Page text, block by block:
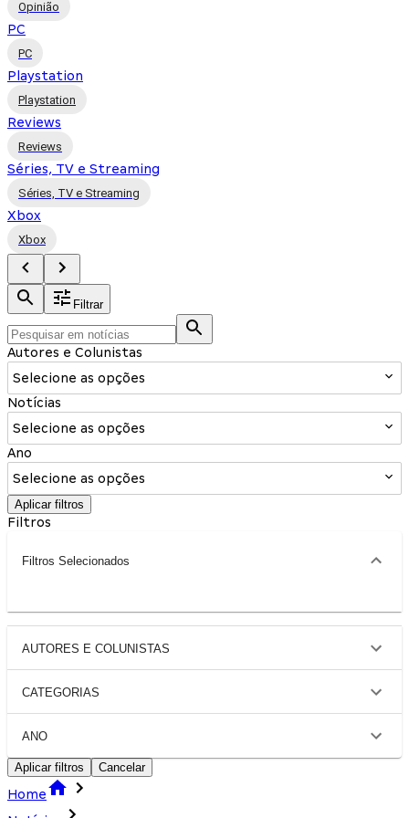
Opinião
PC
PC
Playstation
Playstation
Reviews
Reviews
Séries, TV e Streaming
Séries, TV e Streaming
Xbox
Xbox
Filtrar
Autores e Colunistas
Selecione as opções
Notícias
Selecione as opções
Ano
Selecione as opções
Aplicar filtros
Filtros
Filtros Selecionados
AUTORES E COLUNISTAS
CATEGORIAS
ANO
Aplicar filtros Cancelar
Home